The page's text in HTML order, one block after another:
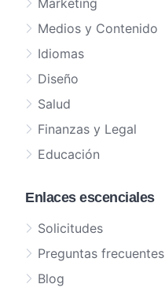
Marketing
Medios y Contenido
Idiomas
Diseño
Salud
Finanzas y Legal
Educación
Enlaces escenciales
Solicitudes
Preguntas frecuentes
Blog